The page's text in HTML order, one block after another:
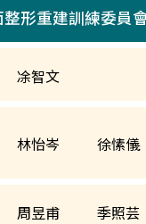
整形重建訓練委員
凃智文
林怡岑 徐愫儀
周昱甫 季照芸